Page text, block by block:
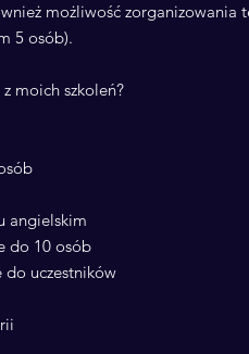
możliwość zorganizowania
5 osób).
moich szkoleń?
angielskim
do 10 osób
uczestników